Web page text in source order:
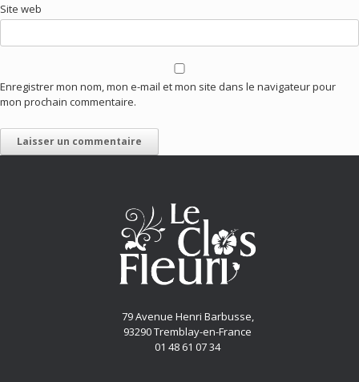
Site web
Enregistrer mon nom, mon e-mail et mon site dans le navigateur pour
mon prochain commentaire.
79 Avenue Henri Barbusse,
93290 Tremblay-en-France
01 48 61 07 34